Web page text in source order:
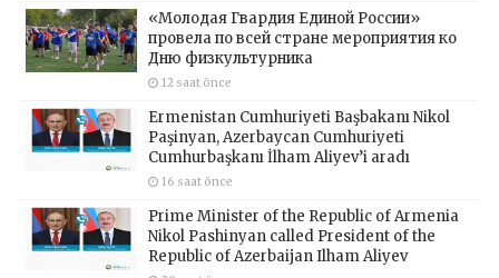
«Молодая Гвардия Единой России»
провела по всей стране мероприятия ко
Дню физкультурника
12 saat önce
Ermenistan Cumhuriyeti Başbakanı Nikol
Paşinyan, Azerbaycan Cumhuriyeti
Cumhurbaşkanı İlham Aliyev’i aradı
16 saat önce
Prime Minister of the Republic of Armenia
Nikol Pashinyan called President of the
Republic of Azerbaijan Ilham Aliyev